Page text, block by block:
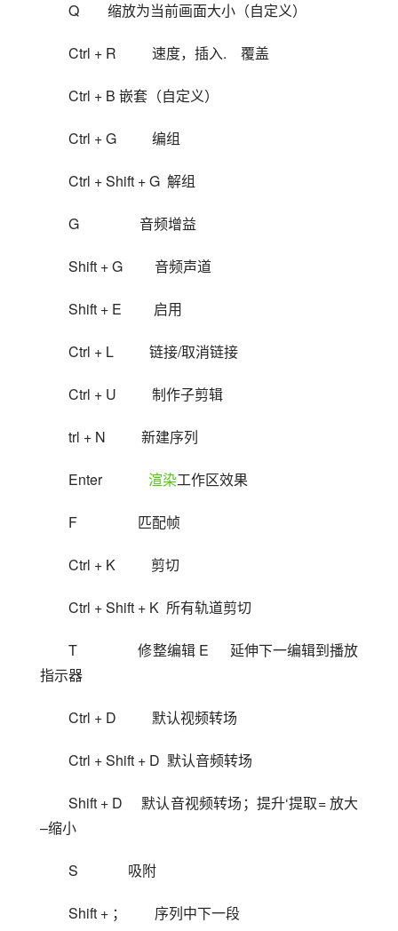
Q        缩放为当前画面大小（自定义）
Ctrl + R          速度，插入.    覆盖
Ctrl + B 嵌套（自定义）
Ctrl + G          编组
Ctrl + Shift + G  解组
G                 音频增益
Shift + G         音频声道
Shift + E         启用
Ctrl + L          链接/取消链接
Ctrl + U          制作子剪辑
trl + N          新建序列
Enter 渲染工作区效果
F                 匹配帧
Ctrl + K          剪切
Ctrl + Shift + K  所有轨道剪切
T                 修整编辑 E      延伸下一编辑到播放
指示器
Ctrl + D          默认视频转场
Ctrl + Shift + D  默认音频转场
Shift + D     默认音视频转场；提升‘提取= 放大
–缩小
S              吸附
Shift + ；        序列中下一段